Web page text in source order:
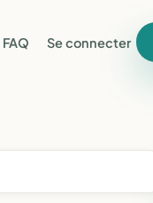
FAQ Se connecter